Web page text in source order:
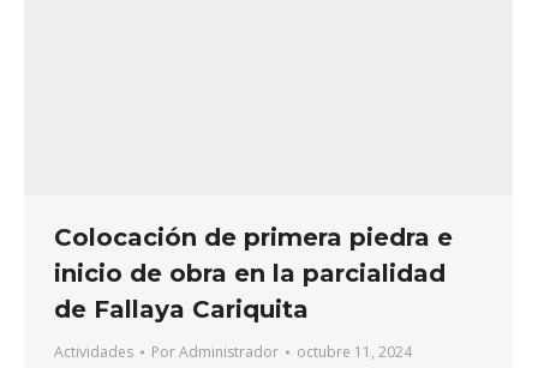
Colocación de primera piedra e
inicio de obra en la parcialidad
de Fallaya Cariquita
Actividades PorAdministrador octubre 11, 2024